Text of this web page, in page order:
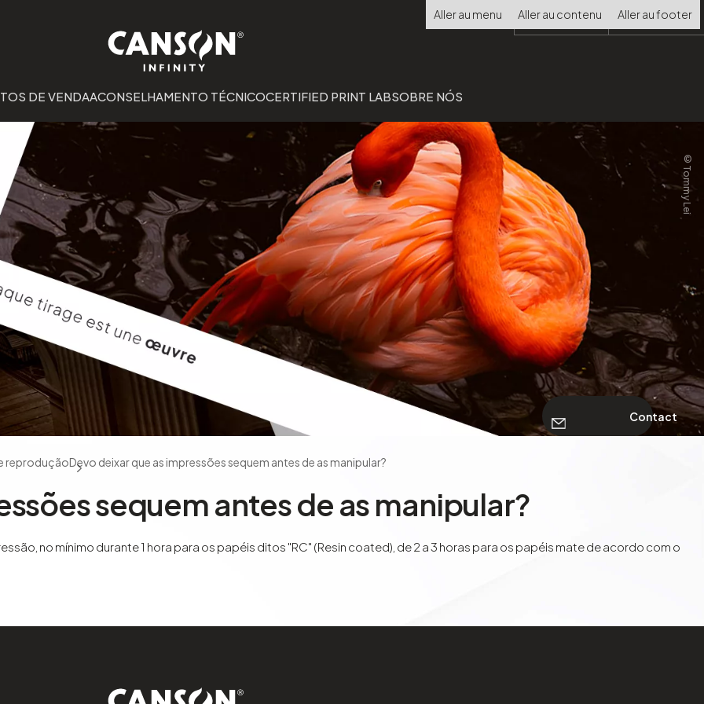
Aller au menu Aller au contenu Aller au footer
Choisir
la
DE VENDAACONSELHAMENTO TÉCNICOCERTIFIED PRINT LABSOBRE NÓS
©Tommy Lei
reproduçãoDevo deixar que as impressões sequem antes de as manipular?
sequem antes de as manipular?
no mínimo durante 1 hora para os papéis ditos "RC" (Resin coated), de 2 a 3 horas para os papéis mate de acordo com o